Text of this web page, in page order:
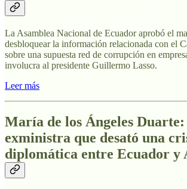
La Asamblea Nacional de Ecuador aprobó el
desbloquear la información relacionada con el
sobre una supuesta red de corrupción en
involucra al presidente Guillermo Lasso.
Leer más
María de los Ángeles
exministra que desató una
diplomática entre Ecuador y